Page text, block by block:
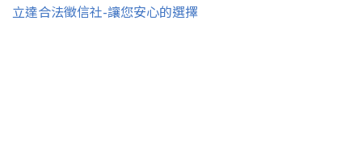
立達合法徵信社-讓您安心的選擇